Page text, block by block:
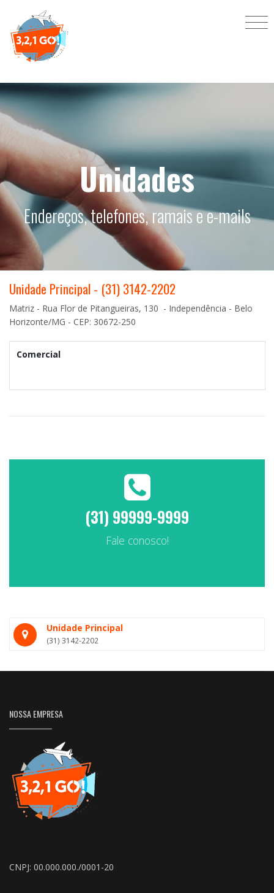
Unidades
Endereços, telefones, ramais e e-mails
Unidade Principal - (31) 3142-2202
Matriz - Rua Flor de Pitangueiras, 130 - Independência - Belo
Horizonte/MG - CEP: 30672-250
Comercial
(31) 99999-9999
Fale conosco!
Unidade Principal
(31) 3142-2202
NOSSA EMPRESA
CNPJ: 00.000.000./0001-20